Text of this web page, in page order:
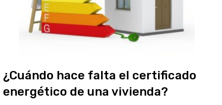
¿Cuándo hace falta el certificado
energético de una vivienda?